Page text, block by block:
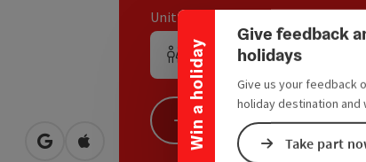
Win a holiday
Give feedback
holidays
Give us your feedback
holiday destination and
Take part
open in Google Maps
Open in Apple Maps
Unit / Tour participants
Number of units and person fields
Unit,2Adults
Search